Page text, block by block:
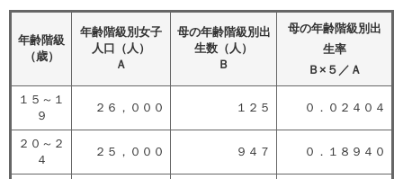
年齢階級
（歳）
年齢階級別女子
人口（人）
Ａ
母の年齢階級別出
生数（人）
Ｂ
母の年齢階級別出
生率
Ｂ×５／Ａ
１５～１
９
２６，０００ １２５ ０．０２４０４
２０～２
４
２５，０００ ９４７ ０．１８９４０